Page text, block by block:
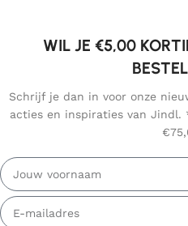
WIL JE €5,00
Schrijf je dan in voor onze
acties en inspiraties van Jindl.